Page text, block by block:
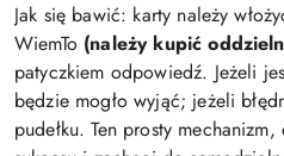
Jak się bawić: karty należy
WiemTo (należy kupić
patyczkiem odpowiedź. Jeżeli
będzie mogło wyjąć; jeżeli
pudełku. Ten prosty